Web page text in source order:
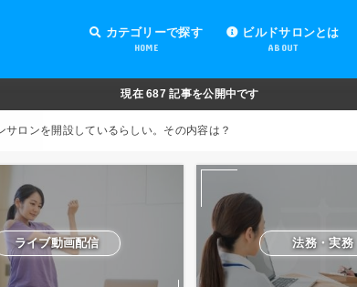
カテゴリーで探す
HOME
オンラインサロンの運営
オンラインサロンの集客
オンラインサロンの紹介
オンラインサロンの活用
法務・実務
ライブ動画配信
動画制作・編集
セキュリティ対策
Facebook運営
会費設定
オンラインサロンの開設準備
道具・機材紹介と解説
NFT
ビルドサロンとは
ABOUT
現在687 記事を公開中です
サロンを開設しているらしい。その内容は？
ライブ動画配信 法務・実務